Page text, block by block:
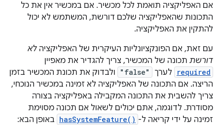
אם האפליקציה תואמת לכל מכשיר. אם במכשיר אין את כל
התכונות שהאפליקציה שלכם דורשת, המשתמש לא יכול
להתקין את האפליקציה.
עם זאת, אם הפונקציונליות העיקרית של האפליקציה לא
דורשת תכונה של המכשיר, צריך להגדיר את מאפיין
required לערך "false"
ולבדוק את תכונת המכשיר בזמן
הריצה. אם התכונה של האפליקציה לא זמינה במכשיר הנוכחי,
צריך להשבית את התכונה המקבילה באפליקציה בצורה
מסודרת. לדוגמה, אתם יכולים לשאול אם תכונה מסוימת
זמינה על ידי קריאה ל- hasSystemFeature() באופן הבא: